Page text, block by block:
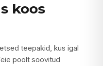
koos
teepakid, kus igal
poolt soovitud